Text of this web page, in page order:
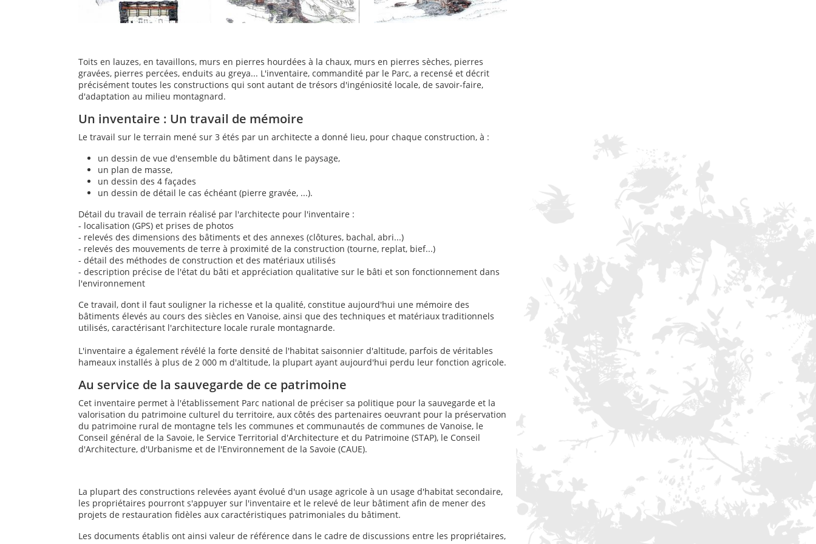
Toits en lauzes, en tavaillons, murs en pierres hourdées à la chaux, murs en pierres sèches, pierres
gravées, pierres percées, enduits au greya... L'inventaire, commandité par le Parc, a recensé et décrit
précisément toutes les constructions qui sont autant de trésors d'ingéniosité locale, de savoir-faire,
d'adaptation au milieu montagnard.
Un inventaire : Un travail de mémoire
Le travail sur le terrain mené sur 3 étés par un architecte a donné lieu, pour chaque construction, à :
un dessin de vue d'ensemble du bâtiment dans le paysage,
un plan de masse,
un dessin des 4 façades
un dessin de détail le cas échéant (pierre gravée, ...).
Détail du travail de terrain réalisé par l'architecte pour l'inventaire :
- localisation (GPS) et prises de photos
- relevés des dimensions des bâtiments et des annexes (clôtures, bachal, abri...)
- relevés des mouvements de terre à proximité de la construction (tourne, replat, bief...)
- détail des méthodes de construction et des matériaux utilisés
- description précise de l'état du bâti et appréciation qualitative sur le bâti et son fonctionnement dans
l'environnement
Ce travail, dont il faut souligner la richesse et la qualité, constitue aujourd'hui une mémoire des
bâtiments élevés au cours des siècles en Vanoise, ainsi que des techniques et matériaux traditionnels
utilisés, caractérisant l'architecture locale rurale montagnarde.
L'inventaire a également révélé la forte densité de l'habitat saisonnier d'altitude, parfois de véritables
hameaux installés à plus de 2 000 m d'altitude, la plupart ayant aujourd'hui perdu leur fonction agricole.
Au service de la sauvegarde de ce patrimoine
Cet inventaire permet à l'établissement Parc national de préciser sa politique pour la sauvegarde et la
valorisation du patrimoine culturel du territoire, aux côtés des partenaires oeuvrant pour la préservation
du patrimoine rural de montagne tels les communes et communautés de communes de Vanoise, le
Conseil général de la Savoie, le Service Territorial d'Architecture et du Patrimoine (STAP), le Conseil
d'Architecture, d'Urbanisme et de l'Environnement de la Savoie (CAUE).
La plupart des constructions relevées ayant évolué d'un usage agricole à un usage d'habitat secondaire,
les propriétaires pourront s'appuyer sur l'inventaire et le relevé de leur bâtiment afin de mener des
projets de restauration fidèles aux caractéristiques patrimoniales du bâtiment.
Les documents établis ont ainsi valeur de référence dans le cadre de discussions entre les propriétaires,